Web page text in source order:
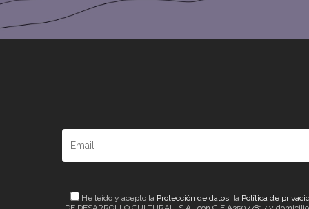
He leído y acepto la Protección de datos, la Política de